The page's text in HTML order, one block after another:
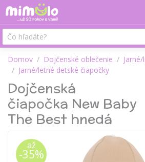
Domov Dojčenské oblečenie
Jarné/letné detské čiapočky
Dojčenská
čiapočka New Baby
The Best hnedá
až
-35%